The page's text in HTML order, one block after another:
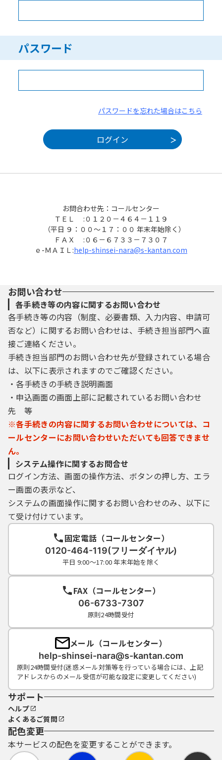
パスワード
パスワードを忘れた場合はこちら
お問合わせ先：コールセンター
ＴＥＬ :０１２０－４６４－１１９
（平日 ９：００～１７：００ 年末年始除く）
ＦＡＸ :０６－６７３３－７３０７
ｅ-ＭＡＩＬ:help-shinsei-nara@s-kantan.com
お問い合わせ
各手続き等の内容に関するお問い合わせ
各手続き等の内容（制度、必要書類、入力内容、申請可
否など）に関するお問い合わせは、手続き担当部門へ直
接ご連絡ください。
手続き担当部門のお問い合わせ先が登録されている場合
は、以下に表示されますのでご確認ください。
・各手続きの手続き説明画面
・申込画面の画面上部に記載されているお問い合わせ
先 等
※各手続きの内容に関するお問い合わせについては、コ
ールセンターにお問い合わせいただいても回答できませ
ん。
システム操作に関するお問合せ
ログイン方法、画面の操作方法、ボタンの押し方、エラ
ー画面の表示など、
システムの画面操作に関するお問い合わせのみ、以下に
て受け付けています。
固定電話（コールセンター）
0120-464-119(フリーダイヤル)
平日 9:00～17:00 年末年始を除く
FAX（コールセンター）
06-6733-7307
原則24時間受付
メール（コールセンター）
help-shinsei-nara@s-kantan.com
原則24時間受付(迷惑メール対策等を行っている場合には、上記
アドレスからのメール受信が可能な設定に変更してください)
サポート
ヘルプ
よくあるご質問
配色変更
本サービスの配色を変更することができます。